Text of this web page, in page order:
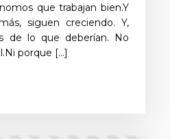
que trabajan bien.Y
siguen creciendo. Y,
de lo que deberían. No
porque […]